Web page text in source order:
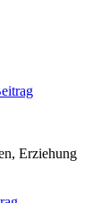
Erziehung